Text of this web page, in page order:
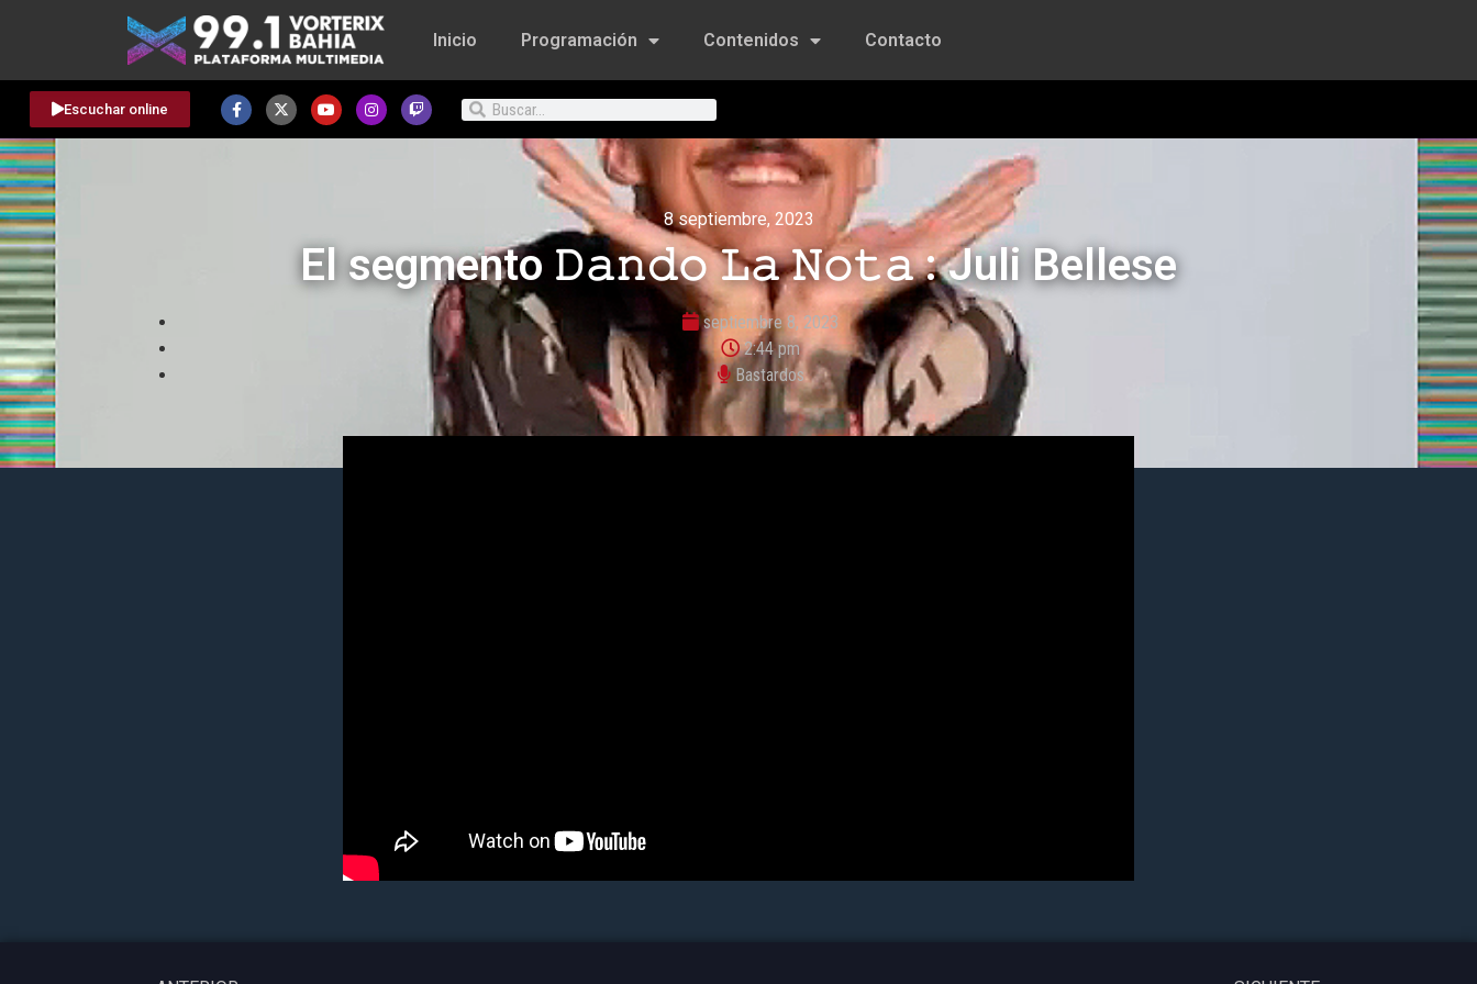
Inicio Programación Contenidos Contacto
Escuchar online
8 septiembre, 2023
El segmento 𝙳𝚊𝚗𝚍𝚘 𝙻𝚊 𝙽𝚘𝚝𝚊 : Juli Bellese
septiembre 8, 2023
2:44 pm
Bastardos